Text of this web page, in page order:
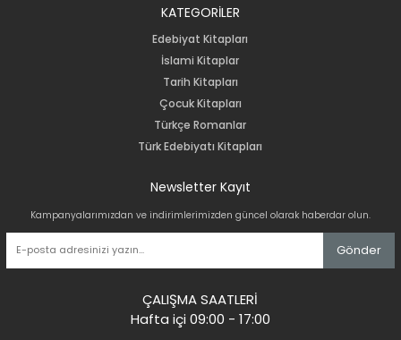
KATEGORİLER
Edebiyat Kitapları
İslami Kitaplar
Tarih Kitapları
Çocuk Kitapları
Türkçe Romanlar
Türk Edebiyatı Kitapları
Newsletter Kayıt
Kampanyalarımızdan ve indirimlerimizden güncel olarak haberdar olun.
Gönder
ÇALIŞMA SAATLERİ
Hafta içi 09:00 - 17:00